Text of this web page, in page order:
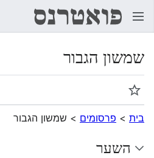
שמשון הגבור
מעקב
בית > פרסומים > שמשון הגבור
השער